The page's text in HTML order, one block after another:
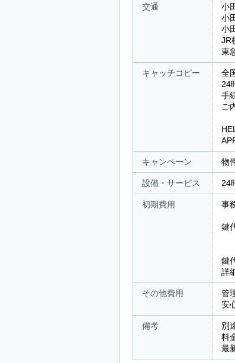
交通
小
小
小
JR
東
キャッチコピー
全
24
手
ご
キャンペーン 物
設備・サービス 24
初期費用 事
鍵
鍵
詳
その他費用
管
安
備考
別
料
最